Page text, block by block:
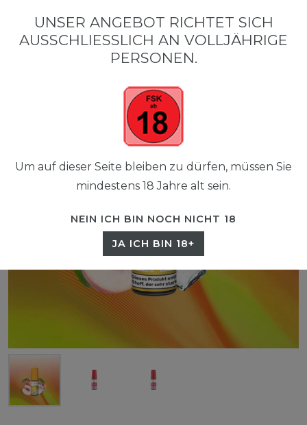
0
0,00 EUR
UNSER ANGEBOT RICHTET SICH
AUSSCHLIESSLICH AN VOLLJÄHRIGE P
ERSONEN.
Um auf dieser Seite bleiben zu dürfen, müssen Sie
mindestens 18 Jahre alt sein.
NEIN ICH BIN NOCH NICHT 18
JA ICH BIN 18+